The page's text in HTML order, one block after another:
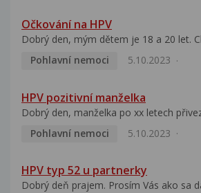
Očkování na HPV
Dobrý den, mým dětem je 18 a 20 let.
Pohlavní nemoci
5.10.2023
HPV pozitivní manželka
Dobrý den, manželka po xx letech
Pohlavní nemoci
5.10.2023
HPV typ 52 u partnerky
Dobrý deň prajem. Prosím Vás ako sa